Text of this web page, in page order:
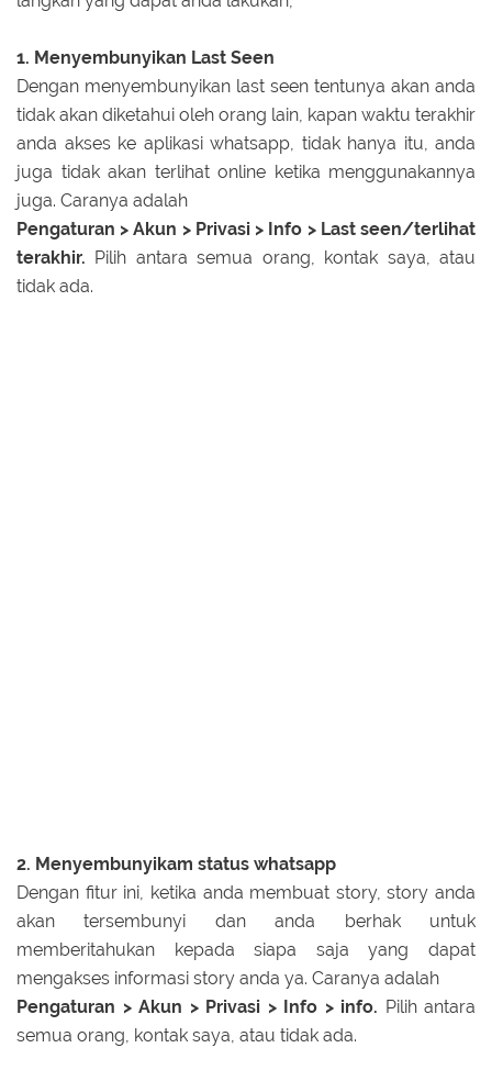
1. Menyembunyikan Last Seen
Dengan menyembunyikan last seen tentunya akan anda
tidak akan diketahui oleh orang lain, kapan waktu terakhir
anda akses ke aplikasi whatsapp, tidak hanya itu, anda
juga tidak akan terlihat online ketika menggunakannya
juga. Caranya adalah
Pengaturan > Akun > Privasi > Info > Last seen/terlihat
terakhir. Pilih antara semua orang, kontak saya, atau
tidak ada.
2. Menyembunyikam status whatsapp
Dengan fitur ini, ketika anda membuat story, story anda
akan tersembunyi dan anda berhak untuk
memberitahukan kepada siapa saja yang dapat
mengakses informasi story anda ya. Caranya adalah
Pengaturan > Akun > Privasi > Info > info. Pilih antara
semua orang, kontak saya, atau tidak ada.